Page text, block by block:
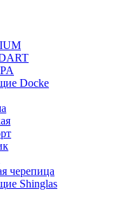
Docke
черепица
Shinglas